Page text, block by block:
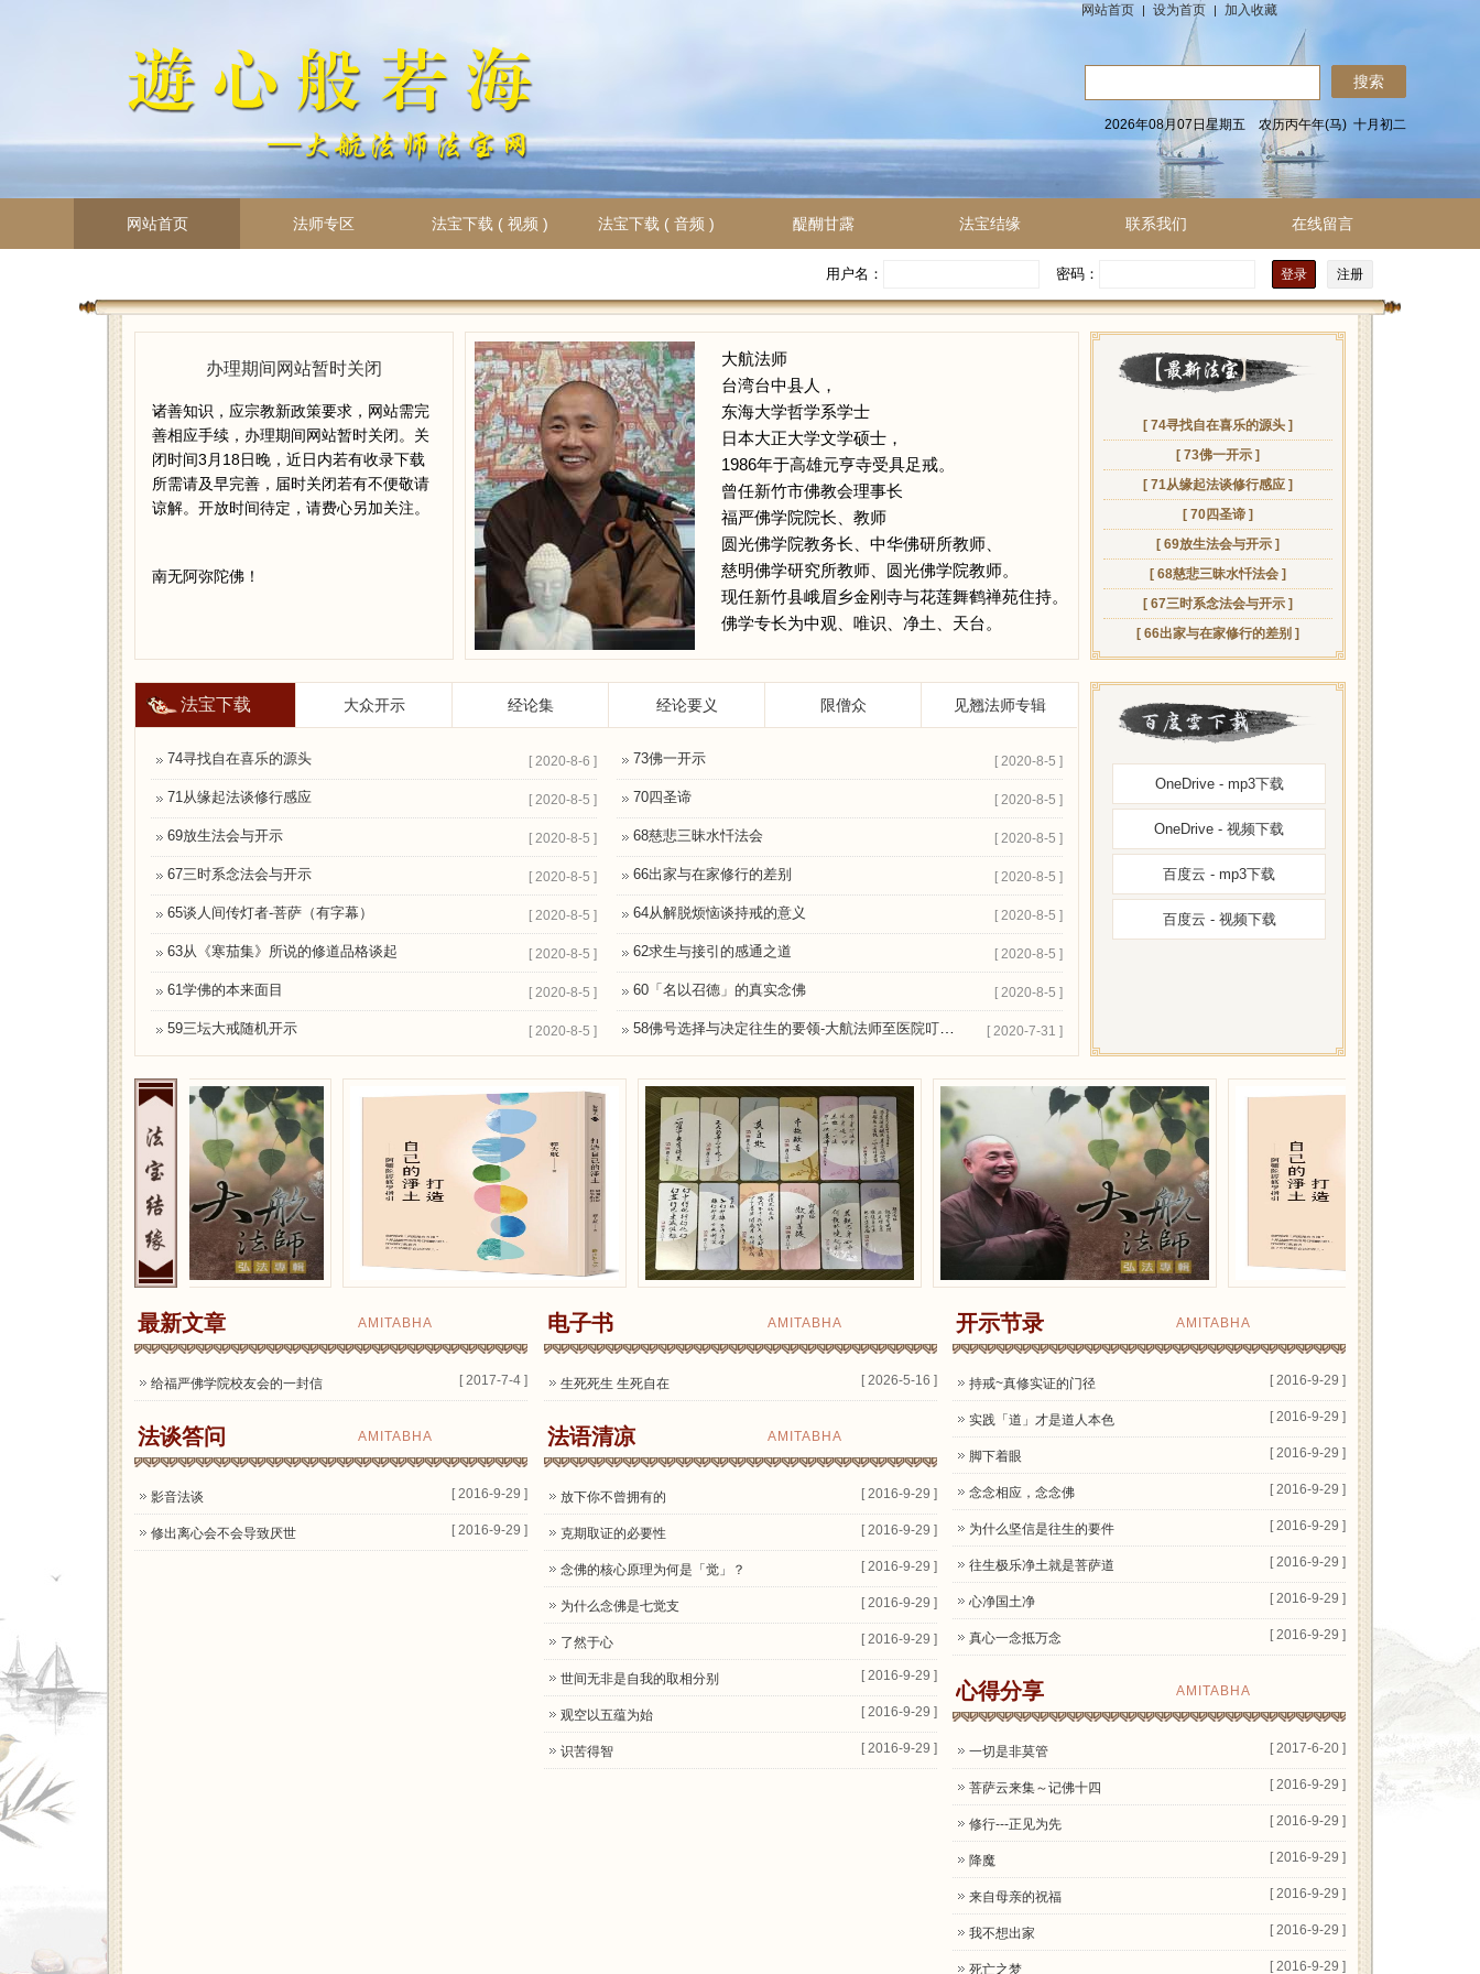
网站首页 设为首页 加入收藏
2026年08月07日星期五 农历丙午年(马) 十月初二
网站首页 法师专区 法宝下载 ( 视频 ) 法宝下载 ( 音频 ) 醍醐甘露 法宝结缘 联系我们 在线留言
用户名： 密码： 注册
办理期间网站暂时关闭
诸善知识，应宗教新政策要求，网站需完
善相应手续，办理期间网站暂时关闭。关
闭时间3月18日晚，近日内若有收录下载
所需请及早完善，届时关闭若有不便敬请
谅解。开放时间待定，请费心另加关注。
南无阿弥陀佛！
大航法师
台湾台中县人，
东海大学哲学系学士
日本大正大学文学硕士，
1986年于高雄元亨寺受具足戒。
曾任新竹市佛教会理事长
福严佛学院院长、教师
圆光佛学院教务长、中华佛研所教师、
慈明佛学研究所教师、圆光佛学院教师。
现任新竹县峨眉乡金刚寺与花莲舞鹤禅苑住持。
佛学专长为中观、唯识、净土、天台。
[ 74寻找自在喜乐的源头 ]
[ 73佛一开示 ]
[ 71从缘起法谈修行感应 ]
[ 70四圣谛 ]
[ 69放生法会与开示 ]
[ 68慈悲三昧水忏法会 ]
[ 67三时系念法会与开示 ]
[ 66出家与在家修行的差别 ]
法宝下载 大众开示 经论集 经论要义 限僧众 见翘法师专辑
[ 2020-8-6 ]
74寻找自在喜乐的源头 [ 2020-8-5 ]
73佛一开示
[ 2020-8-5 ]
71从缘起法谈修行感应 [ 2020-8-5 ]
70四圣谛
[ 2020-8-5 ]
69放生法会与开示 [ 2020-8-5 ]
68慈悲三昧水忏法会
[ 2020-8-5 ]
67三时系念法会与开示 [ 2020-8-5 ]
66出家与在家修行的差别
[ 2020-8-5 ]
65谈人间传灯者-菩萨（有字幕） [ 2020-8-5 ]
64从解脱烦恼谈持戒的意义
[ 2020-8-5 ]
63从《寒茄集》所说的修道品格谈起 [ 2020-8-5 ]
62求生与接引的感通之道
[ 2020-8-5 ]
61学佛的本来面目 [ 2020-8-5 ]
60「名以召德」的真实念佛
[ 2020-8-5 ]
59三坛大戒随机开示 [ 2020-7-31 ]
OneDrive - mp3下载
OneDrive - 视频下载
百度云 - mp3下载
百度云 - 视频下载
最新文章 AMITABHA
[ 2017-7-4 ]
给福严佛学院校友会的一封信
电子书 AMITABHA
[ 2026-5-16 ]
生死死生 生死自在
开示节录 AMITABHA
[ 2016-9-29 ]
持戒~真修实证的门径
[ 2016-9-29 ]
实践「道」才是道人本色
[ 2016-9-29 ]
脚下着眼
[ 2016-9-29 ]
念念相应，念念佛
[ 2016-9-29 ]
为什么坚信是往生的要件
[ 2016-9-29 ]
往生极乐净土就是菩萨道
[ 2016-9-29 ]
心净国土净
[ 2016-9-29 ]
真心一念抵万念
法谈答问 AMITABHA
[ 2016-9-29 ]
影音法谈
[ 2016-9-29 ]
修出离心会不会导致厌世
法语清凉 AMITABHA
[ 2016-9-29 ]
放下你不曾拥有的
[ 2016-9-29 ]
克期取证的必要性
[ 2016-9-29 ]
念佛的核心原理为何是「觉」？
[ 2016-9-29 ]
为什么念佛是七觉支
[ 2016-9-29 ]
了然于心
[ 2016-9-29 ]
世间无非是自我的取相分别
[ 2016-9-29 ]
观空以五蕴为始
[ 2016-9-29 ]
识苦得智
心得分享 AMITABHA
[ 2017-6-20 ]
一切是非莫管
[ 2016-9-29 ]
菩萨云来集～记佛十四
[ 2016-9-29 ]
修行---正见为先
[ 2016-9-29 ]
降魔
[ 2016-9-29 ]
来自母亲的祝福
[ 2016-9-29 ]
我不想出家
[ 2016-9-29 ]
死亡之梦